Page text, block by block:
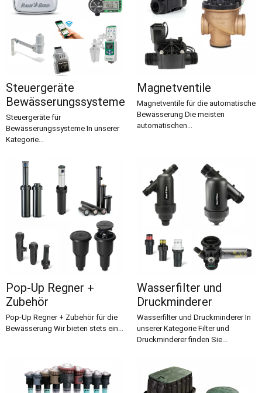
Steuergeräte
Bewässerungssysteme
Steuergeräte für
Bewässerungssysteme In unserer
Kategorie...
Magnetventile
Magnetventile für die automatische
Bewässerung Die meisten
automatischen...
Pop-Up Regner +
Zubehör
Pop-Up Regner + Zubehör für die
Bewässerung Wir bieten stets ein...
Wasserfilter und
Druckminderer
Wasserfilter und Druckminderer In
unserer Kategorie Filter und
Druckminderer finden Sie...